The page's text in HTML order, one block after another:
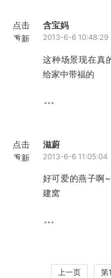
点击
重新
含宝妈
2013-6-6 10:48:29
这种场景现在真
给家中带福的
点击
重新
滋蔚
2013-6-6 11:05:04
好可爱的燕子啊
建窝
上一页 第